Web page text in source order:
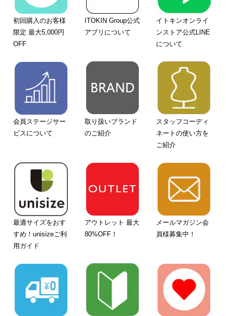
初回購入のお客様
限定 最大5,000円
OFF
ITOKIN Group公式
アプリについて
イトキンオンライ
ンストア公式LINE
について
会員ステージサー
ビスについて
取り扱いブランド
のご紹介
スタッフコーディ
ネートの使い方を
ご紹介
最適サイズをおす
すめ！unisizeご利
用ガイド
アウトレット 最大
80%OFF！
メールマガジン会
員様募集中！